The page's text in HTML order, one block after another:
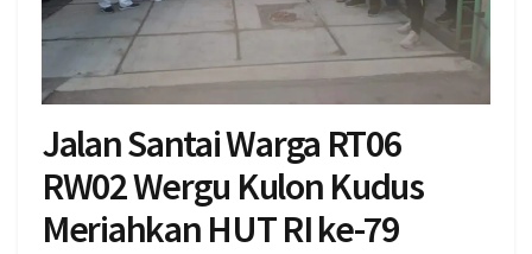
Jalan Santai Warga RT06
RW02 Wergu Kulon Kudus
Meriahkan HUT RI ke-79